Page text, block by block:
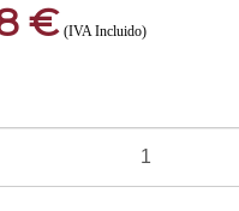
€ (IVA Incluido)